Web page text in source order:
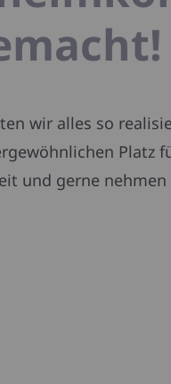
wir alles so
Platz
und gerne